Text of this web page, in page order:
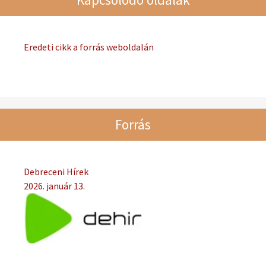
Eredeti cikk a forrás weboldalán
Forrás
Debreceni Hírek
2026. január 13.